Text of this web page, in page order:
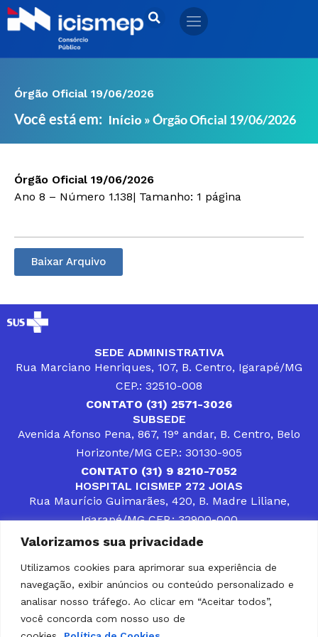
Valorizamos sua privacidade
Utilizamos cookies para aprimorar sua experiência de
navegação, exibir anúncios ou conteúdo personalizado e
analisar nosso tráfego. Ao clicar em “Aceitar todos”,
você concorda com nosso uso de
Ir
para
Órgão Oficial 19/06/2026
Você está em: Início »Órgão Oficial 19/06/2026
Órgão Oficial 19/06/2026
Ano 8 – Número 1.138| Tamanho: 1 página
Baixar Arquivo
SEDE ADMINISTRATIVA
Rua Marciano Henriques, 107, B. Centro, Igarapé/MG
CEP.: 32510-008
CONTATO (31) 2571-3026
SUBSEDE
Avenida Afonso Pena, 867, 19° andar, B. Centro, Belo
Horizonte/MG CEP.: 30130-905
CONTATO (31) 9 8210-7052
HOSPITAL ICISMEP 272 JOIAS
Rua Maurício Guimarães, 420, B. Madre Liliane,
Igarapé/MG CEP.: 32900-000
CONTATOS (31) 3512-4400 ou (31) 9 8309-8660
DESENVOLVER SOLUÇÕES, AÇÕES E SERVIÇOS
PÚBLICOS QUE COMPLEMENTEM A ASSISTÊNCIA À
POPULAÇÃO DA REGIÃO EM QUE ATUA, SENDO
PARCEIRO DOS MUNICÍPIOS CONSORCIADOS NA
SOLUÇÃO DE DIFICULDADES ENFRENTADAS POR
GESTORES MUNICIPAIS, É O COMPROMISSO DO
ICISMEP.